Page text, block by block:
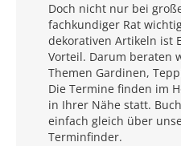
Doch nicht nur bei
fachkundiger Rat
dekorativen Artikeln ist
Vorteil. Darum beraten
Themen Gardinen,
Die Termine finden im
in Ihrer Nähe statt.
einfach gleich über
Terminfinder.